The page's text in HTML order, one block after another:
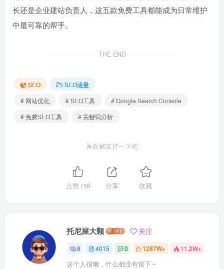
长还是企业建站负责人，这五款免费工具都能成为日常维护
中最可靠的帮手。
THE END
SEO
SEO流量
# 网站优化
# SEO工具
# Google Search Console
# 免费SEO工具
# 关键词分析
喜欢就支持一下吧
点赞159 分享 收藏
托尼屎大颗 关注
8 4015 0 1287W+ 11.2W+
这个人很懒，什么都没有留下～